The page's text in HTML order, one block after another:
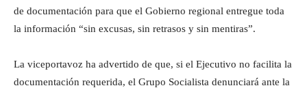
de documentación para que el Gobierno regional entregue toda
la información “sin excusas, sin retrasos y sin mentiras”.
La viceportavoz ha advertido de que, si el Ejecutivo no facilita la
documentación requerida, el Grupo Socialista denunciará ante la